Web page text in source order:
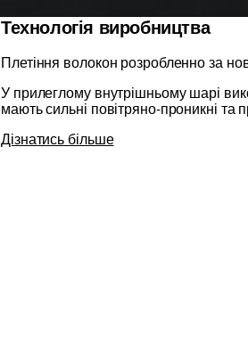
Технологія виробництва
Плетіння волокон розробленно за
У прилеглому внутрішньому шарі
мають сильні повітряно-проникні та
Дізнатись більше